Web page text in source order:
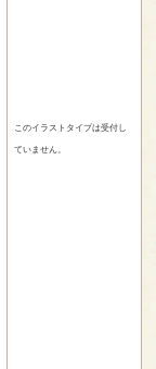
このイラストタイプは受付し
ていません。